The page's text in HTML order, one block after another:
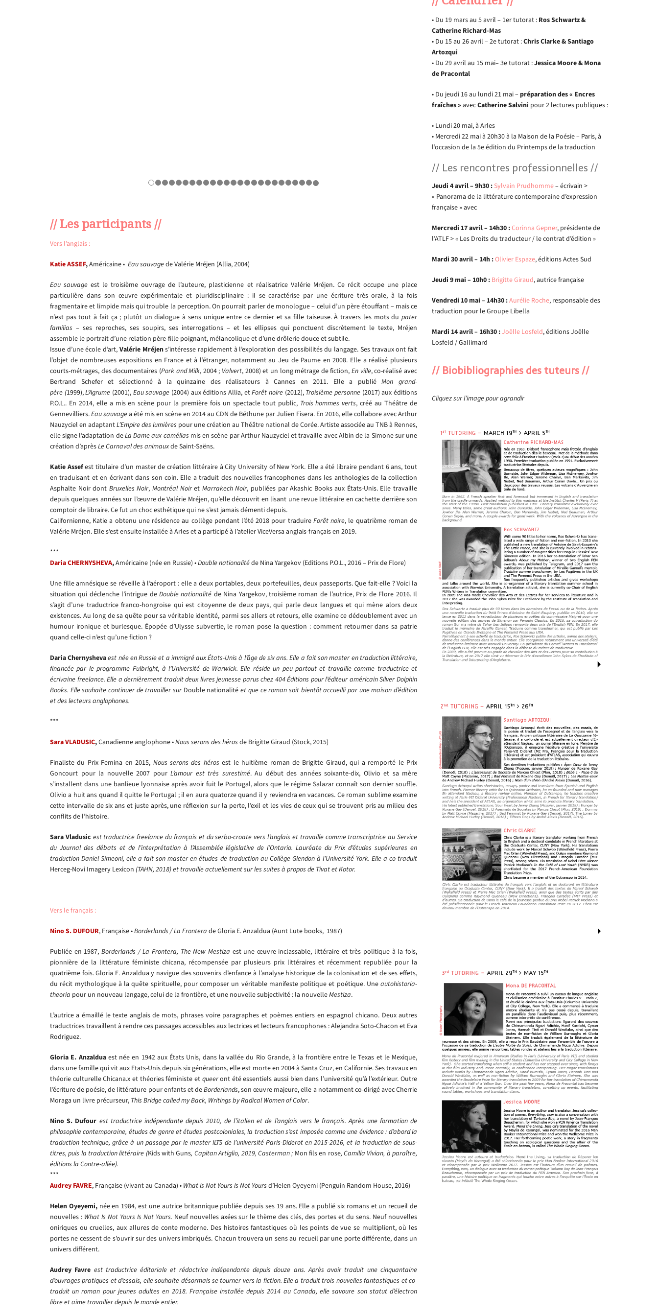
// Les participants //
Vers l’anglais :
Katie ASSEF,Américaine • Eau sauvagede Valérie Mréjen (Allia, 2004)
Eau sauvageest le troisième ouvrage de l’auteure, plasticienne et réalisatrice Valérie Mréjen. Ce récit occupe une place
particulière dans son œuvre expérimentale et pluridisciplinaire : il se caractérise par une écriture très orale, à la fois
fragmentaire et limpide mais qui trouble la perception. On pourrait parler de monologue – celui d’un père étouffant – mais ce
n’est pas tout à fait ça ; plutôt un dialogue à sens unique entre ce dernier et sa fille taiseuse. À travers les mots du pater
familias – ses reproches, ses soupirs, ses interrogations – et les ellipses qui ponctuent discrètement le texte, Mréjen
assemble le portrait d’une relation père-fille poignant, mélancolique et d’une drôlerie douce et subtile.
Issue d’une école d’art, Valérie Mréjens’intéresse rapidement à l’exploration des possibilités du langage. Ses travaux ont fait
l’objet de nombreuses expositions en France et à l’étranger, notamment au Jeu de Paume en 2008. Elle a réalisé plusieurs
courts-métrages, des documentaires (Pork and Milk, 2004 ; Valvert, 2008) et un long métrage de fiction,En ville, co-réalisé avec
Bertrand Schefer et sélectionné à la quinzaine des réalisateurs à Cannes en 2011. Elle a publiéMon grand-
père (1999),L’Agrume (2001), Eau sauvage (2004) aux éditions Allia, etForêt noire (2012), Troisième personne (2017) aux éditions
P.O.L.. En 2014, elle a mis en scène pour la première fois un spectacle tout public, Trois hommes verts, créé au Théâtre de
Gennevilliers.Eau sauvagea été mis en scène en 2014 au CDN de Béthune par Julien Fisera. En 2016, elle collabore avec Arthur
Nauzyciel en adaptantL’Empire des lumières pour une création au Théâtre national de Corée. Artiste associée au TNB à Rennes,
elle signe l’adaptation deLa Dame aux camélias mis en scène par Arthur Nauzyciel et travaille avec Albin de la Simone sur une
création d’aprèsLe Carnaval des animauxde Saint-Saëns.
Katie Assefest titulaire d’un master de création littéraire à City University of New York. Elle a été libraire pendant 6 ans, tout
en traduisant et en écrivant dans son coin. Elle a traduit des nouvelles francophones dans les anthologies de la collection
Asphalte Noir dont Bruxelles Noir, Montréal Noiret Marrakech Noir, publiées par Akashic Books aux États-Unis. Elle travaille
depuis quelques années sur l’œuvre de Valérie Mréjen, qu’elle découvrit en lisant une revue littéraire en cachette derrière son
comptoir de libraire. Ce fut un choc esthétique qui ne s’est jamais démenti depuis.
Californienne, Katie a obtenu une résidence au collège pendant l’été 2018 pour traduire Forêt noire, le quatrième roman de
Valérie Mréjen. Elle s’est ensuite installée à Arles et a participé à l’atelier ViceVersa anglais-français en 2019.
***
Daria CHERNYSHEVA,Américaine (née en Russie) •Double nationalitéde Nina Yargekov (Editions P.O.L., 2016 – Prix de Flore)
Une fille amnésique se réveille à l’aéroport : elle a deux portables, deux portefeuilles, deux passeports. Que fait-elle ? Voici la
situation qui déclenche l’intrigue de Double nationalité de Nina Yargekov, troisième roman de l’autrice, Prix de Flore 2016. Il
s’agit d’une traductrice franco-hongroise qui est citoyenne de deux pays, qui parle deux langues et qui mène alors deux
existences. Au long de sa quête pour sa véritable identité, parmi ses allers et retours, elle examine ce dédoublement avec un
humour ironique et burlesque. Épopée d’Ulysse subvertie, le roman pose la question : comment retourner dans sa patrie
quand celle-ci n’est qu’une fiction ?
Daria Chernyshevaest née en Russie et a immigré aux États-Unis à l’âge de six ans. Elle a fait son master en traduction littéraire,
financée par le programme Fulbright, à l’Université de Warwick. Elle réside un peu partout et travaille comme traductrice et
écrivaine freelance. Elle a dernièrement traduit deux livres jeunesse parus chez 404 Éditions pour l’éditeur américain Silver Dolphin
Books. Elle souhaite continuer de travailler sur Double nationalité et que ce roman soit bientôt accueilli par une maison d’édition
et des lecteurs anglophones.
***
Sara VLADUSIC,Canadienne anglophone •Nous serons des héros de Brigitte Giraud (Stock, 2015)
Finaliste du Prix Femina en 2015, Nous serons des héros est le huitième roman de Brigitte Giraud, qui a remporté le Prix
Goncourt pour la nouvelle 2007 pour L’amour est très surestimé. Au début des années soixante-dix, Olivio et sa mère
s’installent dans une banlieue lyonnaise après avoir fuit le Portugal, alors que le régime Salazar connaît son dernier souffle.
Olivio a huit ans quand il quitte le Portugal ; il en aura quatorze quand il y reviendra en vacances. Ce roman sublime examine
cette intervalle de six ans et juste après, une réflexion sur la perte, l’exil et les vies de ceux qui se trouvent pris au milieu des
conflits de l’histoire.
Sara Vladusic est traductrice freelance du français et du serbo-croate vers l’anglais et travaille comme transcriptrice au Service
du Journal des débats et de l’interprétation à l’Assemblée législative de l’Ontario. Lauréate du Prix d’études supérieures en
traduction Daniel Simeoni, elle a fait son master en études de traduction au Collège Glendon à l’Université York. Elle a co-traduit
Herceg-Novi Imagery Lexicon (TAHN, 2018) et travaille actuellement sur les suites à propos de Tivat et Kotor.
Vers le français :
Nino S. DUFOUR, Française •Borderlands / La Frontera de Gloria E. Anzaldua (Aunt Lute books, 1987)
Publiée en 1987, Borderlands / La Frontera, The New Mestiza est une œuvre inclassable, littéraire et très politique à la fois,
pionnière de la littérature féministe chicana, récompensée par plusieurs prix littéraires et récemment republiée pour la
quatrième fois. Gloria E. Anzaldua y navigue des souvenirs d’enfance à l’analyse historique de la colonisation et de ses effets,
du récit mythologique à la quête spirituelle, pour composer un véritable manifeste politique et poétique. Une autohistoria-
theoria pour un nouveau langage, celui de la frontière, et une nouvelle subjectivité : la nouvelleMestiza.
L’autrice a émaillé le texte anglais de mots, phrases voire paragraphes et poèmes entiers en espagnol chicano. Deux autres
traductrices travaillent à rendre ces passages accessibles aux lectrices et lecteurs francophones : Alejandra Soto-Chacon et Eva
Rodriguez.
Gloria E. Anzaldua est née en 1942 aux États Unis, dans la vallée du Rio Grande, à la frontière entre le Texas et le Mexique,
dans une famille qui vit aux Etats-Unis depuis six générations, elle est morte en 2004 à Santa Cruz, en Californie. Ses travaux en
théorie culturelle Chicana.x et théories féministe et queeront été essentiels aussi bien dans l’université qu’à l’extérieur. Outre
l’écriture de poésie, de littérature pour enfants et deBorderlands, son œuvre majeure, elle a notamment co-dirigé avec Cherrie
Moraga un livre précurseur, This Bridge called my Back, Writings by Radical Women of Color.
Nino S. Dufour est traductrice indépendante depuis 2010, de l’italien et de l’anglais vers le français. Après une formation de
philosophie contemporaine, études de genre et études postcoloniales, la traduction s’est imposée comme une évidence : d’abord la
traduction technique, grâce à un passage par le master ILTS de l’université Paris-Diderot en 2015-2016, et la traduction de sous-
titres, puis la traduction littéraire (Kids with Guns, Capitan Artiglio, 2019, Casterman ; Mon fils en rose, Camilla Vivian, à paraître,
éditions la Contre-allée).
***
Audrey FAVRE, Française (vivant au Canada) • What Is Not Yours Is Not Yours d’Helen Oyeyemi (Penguin Random House, 2016)
Helen Oyeyemi,née en 1984, est une autrice britannique publiée depuis ses 19 ans. Elle a publié six romans et un recueil de
nouvelles : What Is Not Yours Is Not Yours. Neuf nouvelles axées sur le thème des clés, des portes et du sens. Neuf nouvelles
oniriques ou cruelles, aux allures de conte moderne. Des histoires fantastiques où les points de vue se multiplient, où les
portes ne cessent de s’ouvrir sur des univers imbriqués. Chacun trouvera un sens au recueil par une porte différente, dans un
univers différent.
Audrey Favre est traductrice éditoriale et rédactrice indépendante depuis douze ans. Après avoir traduit une cinquantaine
d’ouvrages pratiques et d’essais, elle souhaite désormais se tourner vers la fiction. Elle a traduit trois nouvelles fantastiques et co-
traduit un roman pour jeunes adultes en 2018. Française installée depuis 2014 au Canada, elle savoure son statut d’électron
libre et aime travailler depuis le monde entier.
• Du 19 mars au 5 avril – 1er tutorat : Ros Schwartz &
Catherine Richard-Mas
• Du 15 au 26 avril – 2e tutorat :Chris Clarke & Santiago
Artozqui
• Du 29 avril au 15 mai– 3e tutorat :Jessica Moore & Mona
de Pracontal
• Du jeudi 16 au lundi 21 mai –préparation des « Encres
fraîches » avecCatherine Salvini pour 2 lectures publiques :
• Lundi 20 mai, à Arles
• Mercredi 22 mai à 20h30 à la Maison de la Poésie – Paris, à
l’occasion de la 5e édition du Printemps de la traduction
// Les rencontres professionnelles //
Jeudi 4 avril – 9h30 : Sylvain Prudhomme– écrivain >
« Panorama de la littérature contemporaine d’expression
française » avec
Mercredi 17 avril – 14h30 :Corinna Gepner, présidente de
l’ATLF > « Les Droits du traducteur / le contrat d’édition »
Mardi 30 avril – 14h :Olivier Espaze, éditions Actes Sud
Jeudi 9 mai – 10h0 : Brigitte Giraud, autrice française
Vendredi 10 mai – 14h30 :Aurélie Roche, responsable des
traduction pour le Groupe Libella
Mardi 14 avril – 16h30 :Joëlle Losfeld, éditions Joëlle
Losfeld / Gallimard
// Biobibliographies des tuteurs //
Cliquez sur l’image pour agrandir